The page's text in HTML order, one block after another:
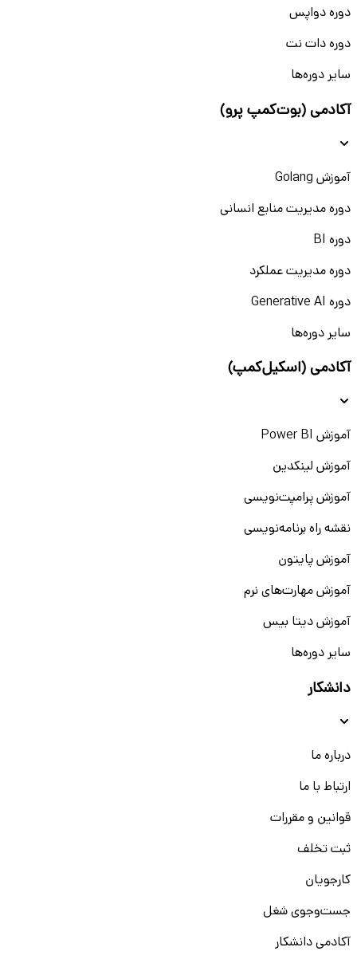
دوره دواپس
دوره دات نت
سایر دوره‌ها
آکادمی (بوت‌کمپ پرو)
آموزش Golang
دوره مدیریت منابع انسانی
دوره BI
دوره مدیریت عملکرد
دوره Generative AI
سایر دوره‌ها
آکادمی (اسکیل‌کمپ)
آموزش Power BI
آموزش لینکدین
آموزش پرامپت‌نویسی
نقشه راه برنامه‌نویسی
آموزش پایتون
آموزش مهارت‌های نرم
آموزش دیتا بیس
سایر دوره‌ها
دانشکار
درباره ما
ارتباط با ما
قوانین و مقررات
ثبت تخلف
کارجویان
جست‌و‌جوی شغل
آکادمی دانشکار